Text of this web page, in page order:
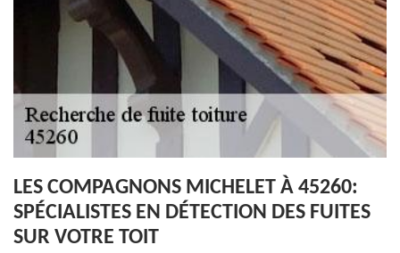
LES COMPAGNONS MICHELET À 45260:
SPÉCIALISTES EN DÉTECTION DES FUITES
SUR VOTRE TOIT